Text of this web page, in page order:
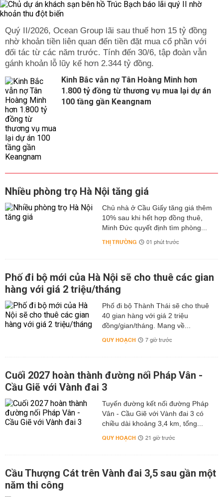
Quý II/2026, Ocean Group lãi sau thuế hơn 15 tỷ đồng
nhờ khoản tiền liên quan đến tiền đặt mua cổ phần với
đối tác từ các năm trước. Tính đến 30/6, tập đoàn vẫn
gánh khoản lỗ lũy kế hơn 2.344 tỷ đồng.
Kinh Bắc vẫn nợ Tân Hoàng Minh hơn
1.800 tỷ đồng từ thương vụ mua lại dự án
100 tầng gần Keangnam
Nhiều phòng trọ Hà Nội tăng giá
Chủ nhà ở Cầu Giấy tăng giá thêm
10% sau khi hết hợp đồng thuê,
Minh Đức quyết định tìm phòng...
THỊ TRƯỜNG 01 phút trước
Phố đi bộ mới của Hà Nội sẽ cho thuê các gian
hàng với giá 2 triệu/tháng
Phố đi bộ Thành Thái sẽ cho thuê
40 gian hàng với giá 2 triệu
đồng/gian/tháng. Mang về...
QUY HOẠCH 7 giờ trước
Cuối 2027 hoàn thành đường nối Pháp Vân -
Cầu Giẽ với Vành đai 3
Tuyến đường kết nối đường Pháp
Vân - Cầu Giẽ với Vành đai 3 có
chiều dài khoảng 3,4 km, tổng...
QUY HOẠCH 21 giờ trước
Cầu Thượng Cát trên Vành đai 3,5 sau gần một
năm thi công